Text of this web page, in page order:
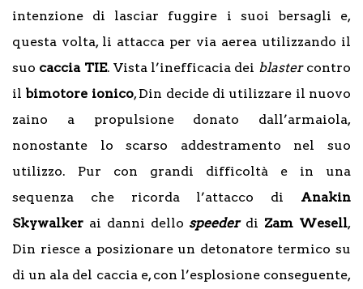
intenzione di lasciar fuggire i suoi bersagli e,
questa volta, li attacca per via aerea utilizzando il
suo caccia TIE. Vista l’inefficacia dei blastercontro
il bimotore ionico, Din decide di utilizzare il nuovo
zaino a propulsione donato dall’armaiola,
nonostante lo scarso addestramento nel suo
utilizzo. Pur con grandi difficoltà e in una
sequenza che ricorda l’attacco di Anakin
Skywalker ai danni dello speeder di Zam Wesell,
Din riesce a posizionare un detonatore termico su
di un ala del caccia e, con l’esplosione conseguente,